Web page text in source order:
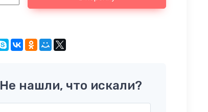
Не нашли, что искали?